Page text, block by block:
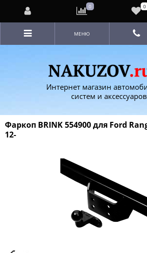
Интернет магазин
систем и аксессуаров
МЕНЮ
Фаркоп BRINK 554900 для Ford
12-
0 0